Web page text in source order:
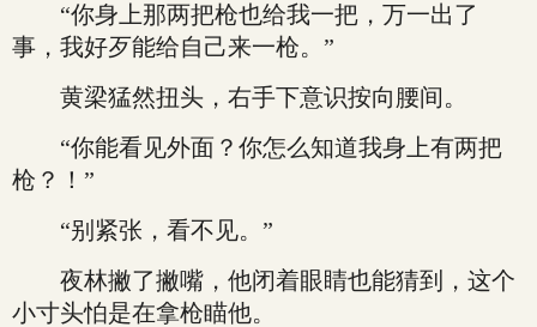
“你身上那两把枪也给我一把，万一出了
事，我好歹能给自己来一枪。”
黄梁猛然扭头，右手下意识按向腰间。
“你能看见外面？你怎么知道我身上有两把
枪？！”
“别紧张，看不见。”
夜林撇了撇嘴，他闭着眼睛也能猜到，这个
小寸头怕是在拿枪瞄他。